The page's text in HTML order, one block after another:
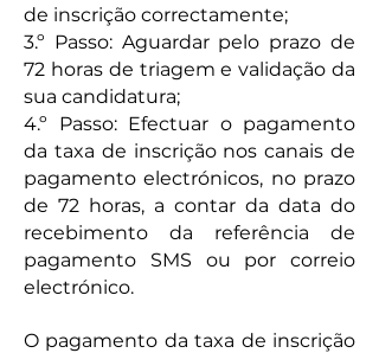
de inscrição correctamente;
3.º Passo: Aguardar pelo prazo de
72 horas de triagem e validação da
sua candidatura;
4.º Passo: Efectuar o pagamento
da taxa de inscrição nos canais de
pagamento electrónicos, no prazo
de 72 horas, a contar da data do
recebimento da referência de
pagamento SMS ou por correio
electrónico.
O pagamento da taxa de inscrição